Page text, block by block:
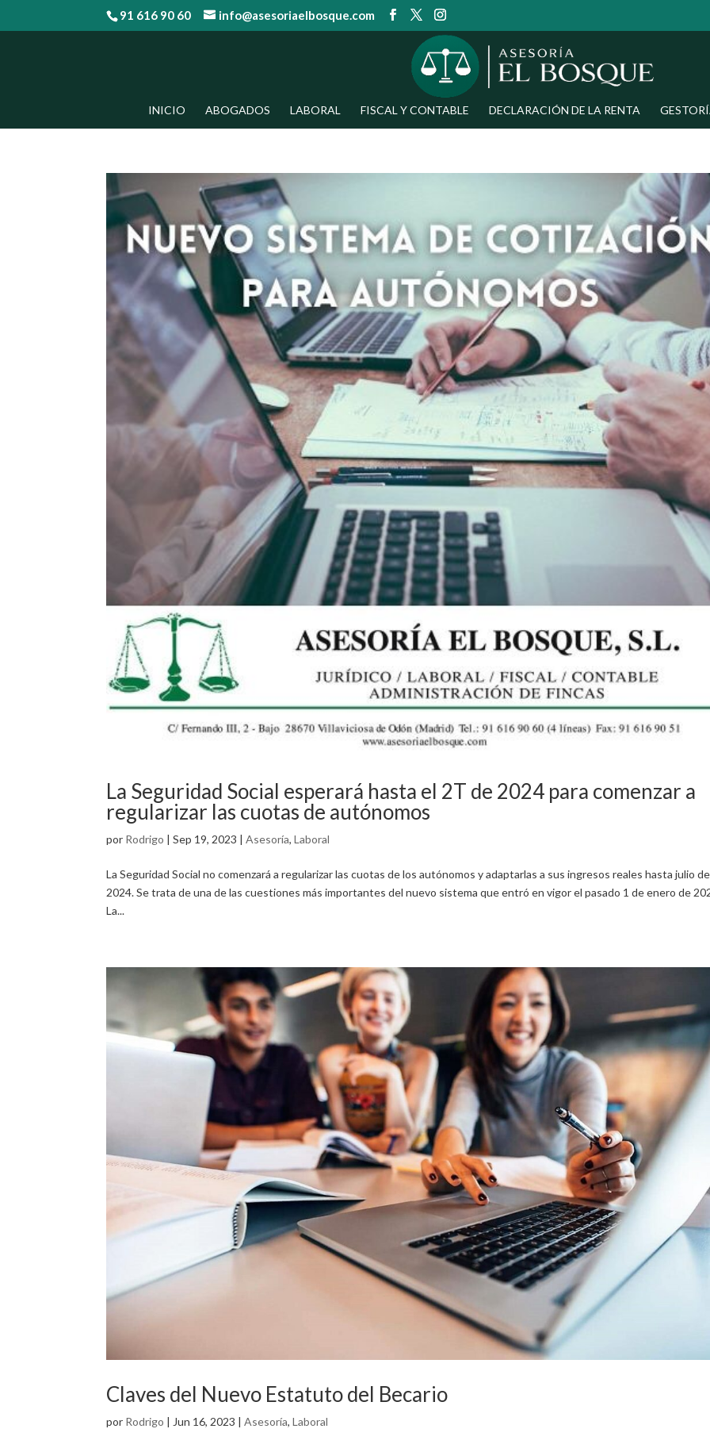
91 616 90 60 info@asesoriaelbosque.com
INICIO ABOGADOS LABORAL FISCAL Y CONTABLE DECLARACIÓN DE LA RENTA
La Seguridad Social esperará hasta el 2T de 2024 para comenzar a
regularizar las cuotas de autónomos
por Rodrigo |Sep 19, 2023 |Asesoría,Laboral
La Seguridad Social no comenzará a regularizar las cuotas de los autónomos y adaptarlas a sus ingresos reales hasta julio de
2024. Se trata de una de las cuestiones más importantes del nuevo sistema que entró en vigor el pasado 1 de enero de
La...
Claves del Nuevo Estatuto del Becario
por Rodrigo | Jun 16, 2023 |Asesoría,Laboral